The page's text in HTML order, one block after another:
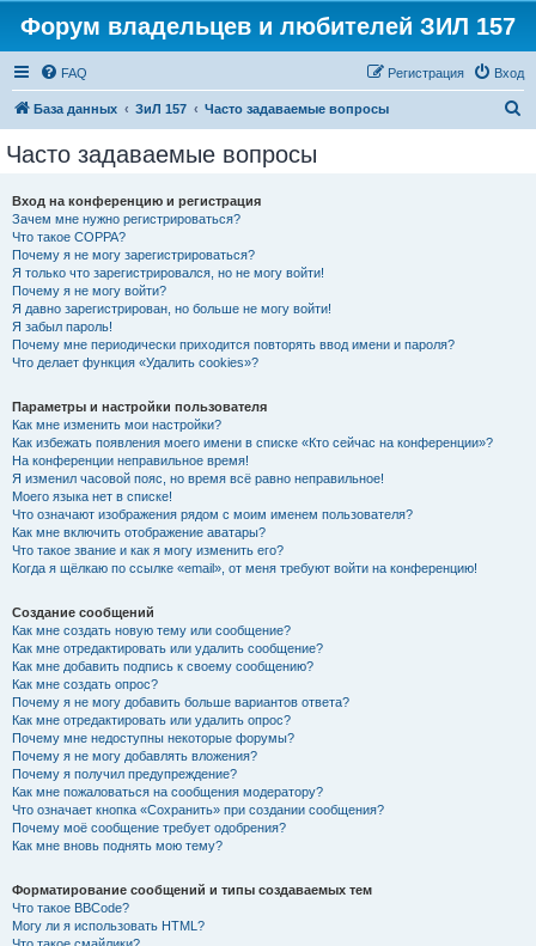
Форум владельцев и любителей ЗИЛ 157
FAQ Вход
Регистрация
База данных ЗиЛ 157 Часто задаваемые вопросы
Часто задаваемые вопросы
Вход на конференцию и регистрация
Зачем мне нужно регистрироваться?
Что такое COPPA?
Почему я не могу зарегистрироваться?
Я только что зарегистрировался, но не могу войти!
Почему я не могу войти?
Я давно зарегистрирован, но больше не могу войти!
Я забыл пароль!
Почему мне периодически приходится повторять ввод имени и пароля?
Что делает функция «Удалить cookies»?
Параметры и настройки пользователя
Как мне изменить мои настройки?
Как избежать появления моего имени в списке «Кто сейчас на конференции»?
На конференции неправильное время!
Я изменил часовой пояс, но время всё равно неправильное!
Моего языка нет в списке!
Что означают изображения рядом с моим именем пользователя?
Как мне включить отображение аватары?
Что такое звание и как я могу изменить его?
Когда я щёлкаю по ссылке «email», от меня требуют войти на конференцию!
Создание сообщений
Как мне создать новую тему или сообщение?
Как мне отредактировать или удалить сообщение?
Как мне добавить подпись к своему сообщению?
Как мне создать опрос?
Почему я не могу добавить больше вариантов ответа?
Как мне отредактировать или удалить опрос?
Почему мне недоступны некоторые форумы?
Почему я не могу добавлять вложения?
Почему я получил предупреждение?
Как мне пожаловаться на сообщения модератору?
Что означает кнопка «Сохранить» при создании сообщения?
Почему моё сообщение требует одобрения?
Как мне вновь поднять мою тему?
Форматирование сообщений и типы создаваемых тем
Что такое BBCode?
Могу ли я использовать HTML?